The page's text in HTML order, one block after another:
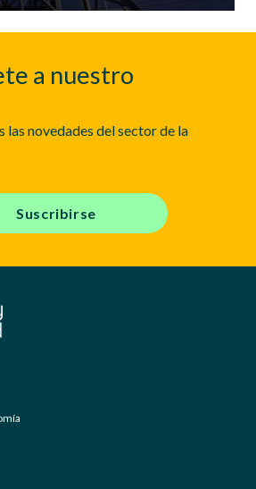
a nuestro
las novedades del sector de la
Suscribirse